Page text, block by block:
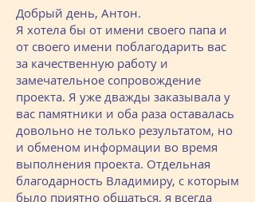
Добрый день, Антон.
Я хотела бы от имени своего папа и
от своего имени поблагодарить вас
за качественную работу и
замечательное сопровождение
проекта. Я уже дважды заказывала у
вас памятники и оба раза оставалась
довольно не только результатом, но
и обменом информации во время
выполнения проекта. Отдельная
благодарность Владимиру, с которым
было приятно общаться, я всегда